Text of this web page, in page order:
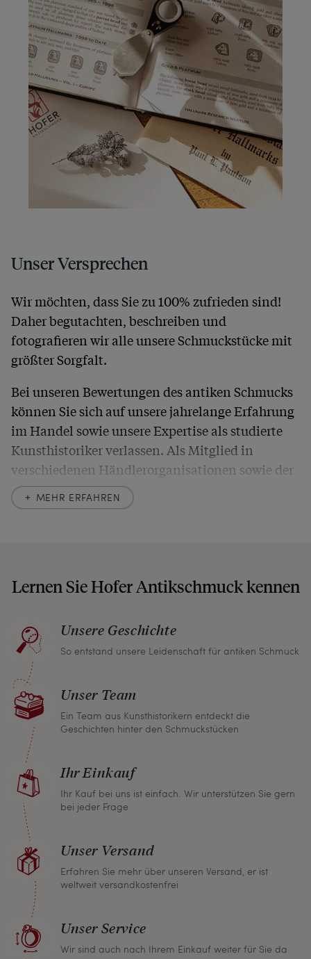
Unser Versprechen
Wir möchten, dass Sie zu 100% zufrieden sind!
Daher begutachten, beschreiben und
fotografieren wir alle unsere Schmuckstücke mit
größter Sorgfalt.
Bei unseren Bewertungen des antiken Schmucks
können Sie sich auf unsere jahrelange Erfahrung
im Handel sowie unsere Expertise als studierte
Kunsthistoriker verlassen. Als Mitglied in
verschiedenen Händlerorganisationen sowie der
Sie, wenn unser Paket zu Ihnen kommt, keine
müssen.
Sollten Sie aus irgendeinem Grund doch einmal
nicht zufrieden sein, nehmen Sie bitte mit uns
Kontakt auf und wir finden umgehend eine
gemeinsame Lösung. Unabhängig davon können
Sie innerhalb von einem Monat jeden Artikel
zurückgeben und wir erstatten Ihnen den vollen
Kaufpreis.
MEHR ERFAHREN
Lernen Sie Hofer Antikschmuck kennen
Unsere Geschichte
So entstand unsere Leidenschaft für antiken Schmuck
Unser Team
Ein Team aus Kunsthistorikern entdeckt die
Geschichten hinter den Schmuckstücken
Ihr Einkauf
Ihr Kauf bei uns ist einfach. Wir unterstützen Sie gern
bei jeder Frage
Unser Versand
Erfahren Sie mehr über unseren Versand, er ist
weltweit versandkostenfrei
Unser Service
Wir sind auch nach Ihrem Einkauf weiter für Sie da